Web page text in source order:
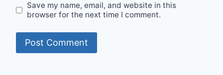
Save my name, email, and website in this
browser for the next time I comment.